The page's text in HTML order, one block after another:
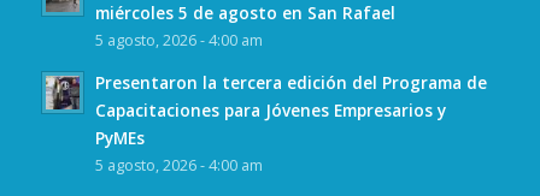
miércoles 5 de agosto en San Rafael
5 agosto, 2026 - 4:00 am
Presentaron la tercera edición del Programa de
Capacitaciones para Jóvenes Empresarios y
PyMEs
5 agosto, 2026 - 4:00 am